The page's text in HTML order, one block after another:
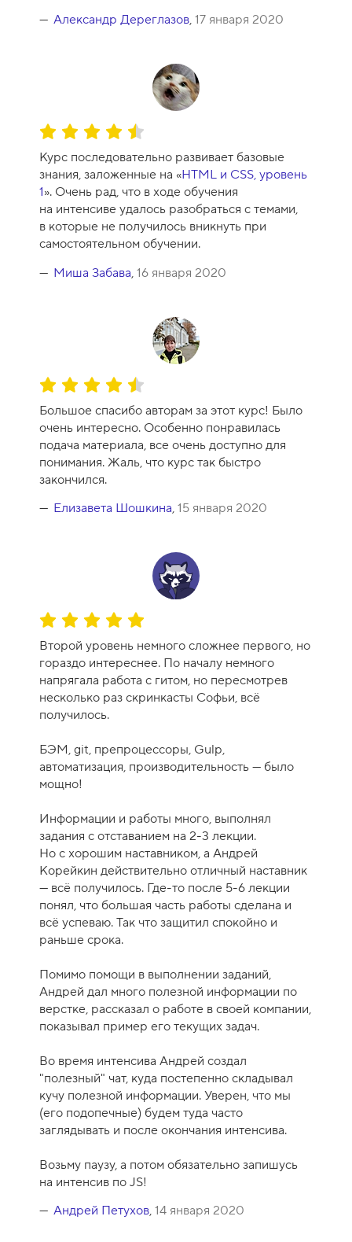
Александр Дереглазов, 17 января 2020
О
ц
е
н
к
а
к
у
р
Курс последовательно развивает базовые
знания, заложенные на «HTML и CSS, уровень
1». Очень рад, что в ходе обучения
на интенсиве удалось разобраться с темами,
в которые не получилось вникнуть при
самостоятельном обучении.
Миша Забава, 16 января 2020
О
е
н
к
а
к
у
Большое спасибо авторам за этот курс! Было
очень интересно. Особенно понравилась
подача материала, все очень доступно для
понимания. Жаль, что курс так быстро
закончился.
Елизавета Шошкина, 15 января 2020
О
е
н
к
а
к
р
с
а
1
0
Второй уровень немного сложнее первого, но
гораздо интереснее. По началу немного
напрягала работа с гитом, но пересмотрев
несколько раз скринкасты Софьи, всё
получилось.
БЭМ, git, препроцессоры, Gulp,
автоматизация, производительность — было
мощно!
Информации и работы много, выполнял
задания с отставанием на 2-3 лекции.
Но с хорошим наставником, а Андрей
Корейкин действительно отличный наставник
— всё получилось. Где-то после 5-6 лекции
понял, что большая часть работы сделана и
всё успеваю. Так что защитил спокойно и
раньше срока.
Помимо помощи в выполнении заданий,
Андрей дал много полезной информации по
верстке, рассказал о работе в своей компании,
показывал пример его текущих задач.
Во время интенсива Андрей создал
"полезный" чат, куда постепенно складывал
кучу полезной информации. Уверен, что мы
(его подопечные) будем туда часто
заглядывать и после окончания интенсива.
Возьму паузу, а потом обязательно запишусь
на интенсив по JS!
Андрей Петухов, 14 января 2020